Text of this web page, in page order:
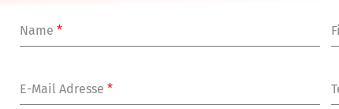
Name*
E-Mail Adresse*